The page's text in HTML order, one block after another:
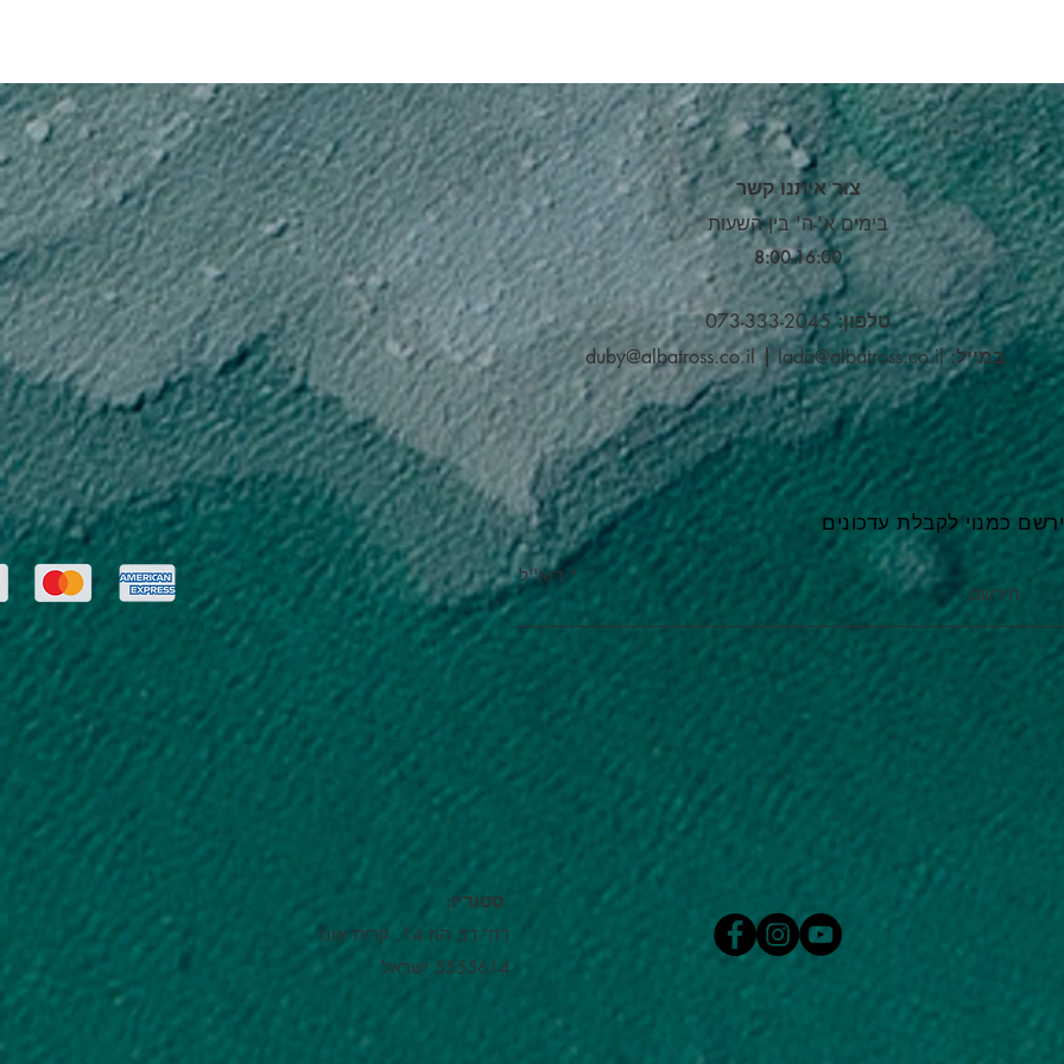
צור איתנו קשר
בימים א'-ה' בין השעות
8:00-16:00​
טלפון:073-333-2045
במייל:
duby@albatross.co.il | lada@albatross.co.il
כמנוי לקבלת עדכונים
דוא''ל
הירשם
רח' דב הוז 14, קרית אונו
5555614 ישראל